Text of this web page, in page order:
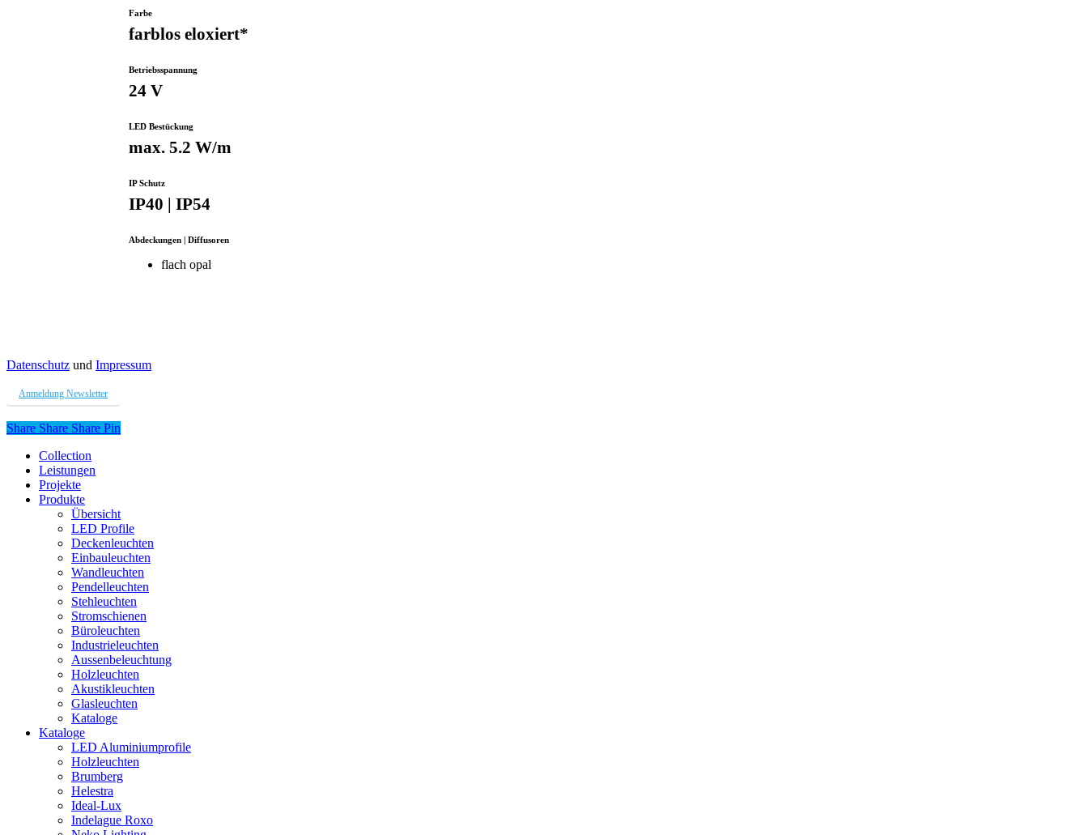
Farbe
farblos eloxiert*
Betriebsspannung
24 V
LED Bestückung
max. 5.2 W/m
IP Schutz
IP40 | IP54
Abdeckungen | Diffusoren
flach opal
Datenschutz und Impressum
Anmeldung Newsletter
Share
Share Share Share Pin
Close
Menu
Collection
Leistungen
Projekte
Produkte
Übersicht
LED Profile
Deckenleuchten
Einbauleuchten
Wandleuchten
Pendelleuchten
Stehleuchten
Stromschienen
Büroleuchten
Industrieleuchten
Aussenbeleuchtung
Holzleuchten
Akustikleuchten
Glasleuchten
Kataloge
Kataloge
LED Aluminiumprofile
Holzleuchten
Brumberg
Helestra
Ideal-Lux
Indelague Roxo